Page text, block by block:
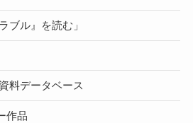
ブル』を読む」
料データベース
作品